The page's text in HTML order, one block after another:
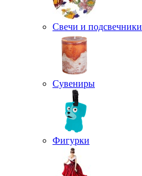
Свечи и подсвечники
Сувениры
Фигурки